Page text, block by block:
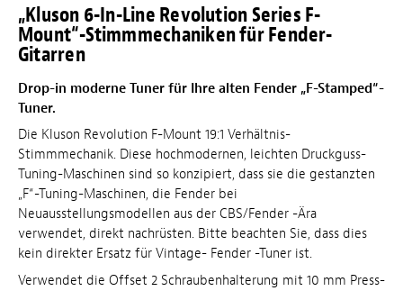
„Kluson 6-In-Line Revolution Series F-
Mount“-Stimmmechaniken für Fender-
Gitarren
Drop-in moderne Tuner für Ihre alten Fender „F-Stamped“-
Tuner.
Die Kluson Revolution F-Mount 19:1 Verhältnis-
Stimmmechanik. Diese hochmodernen, leichten Druckguss-
Tuning-Maschinen sind so konzipiert, dass sie die gestanzten
„F“-Tuning-Maschinen, die Fender bei
Neuausstellungsmodellen aus der CBS/Fender -Ära
verwendet, direkt nachrüsten. Bitte beachten Sie, dass dies
kein direkter Ersatz für Vintage- Fender -Tuner ist.
Verwendet die Offset 2 Schraubenhalterung mit 10 mm Press-